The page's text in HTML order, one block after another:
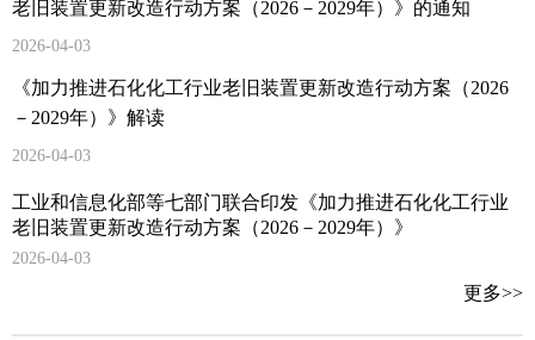
更多>>
老旧装置更新改造行动方案（2026－2029年）》的通知
2026-04-03
《加力推进石化化工行业老旧装置更新改造行动方案（2026
－2029年）》解读
2026-04-03
工业和信息化部等七部门联合印发《加力推进石化化工行业
老旧装置更新改造行动方案（2026－2029年）》
2026-04-03